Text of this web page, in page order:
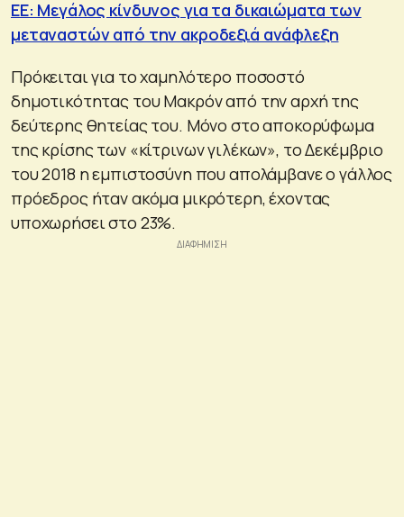
ΕΕ: Μεγάλος κίνδυνος για τα δικαιώματα των
μεταναστών από την ακροδεξιά ανάφλεξη
Πρόκειται για το χαμηλότερο ποσοστό
δημοτικότητας του Μακρόν από την αρχή της
δεύτερης θητείας του. Μόνο στο αποκορύφωμα
της κρίσης των «κίτρινων γιλέκων», το Δεκέμβριο
του 2018 η εμπιστοσύνη που απολάμβανε ο γάλλος
πρόεδρος ήταν ακόμα μικρότερη, έχοντας
υποχωρήσει στο 23%.